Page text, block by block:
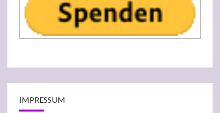
IMPRESSUM